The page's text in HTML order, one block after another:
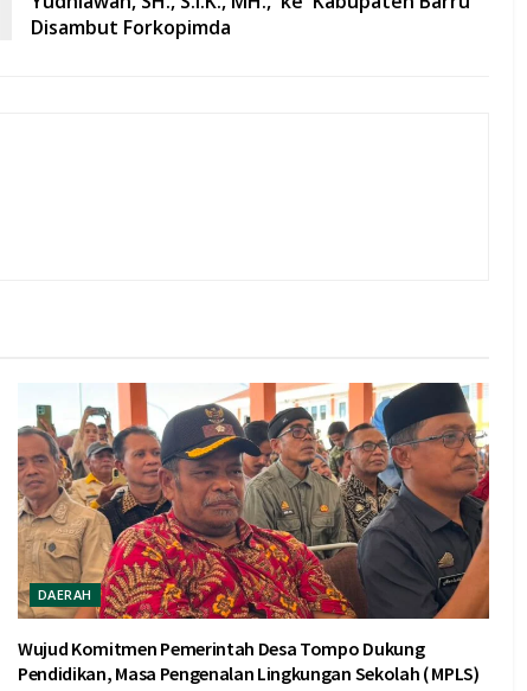
Disambut Forkopimda
DAERAH
Wujud Komitmen Pemerintah Desa Tompo Dukung
Pendidikan, Masa Pengenalan Lingkungan Sekolah ( MPLS)